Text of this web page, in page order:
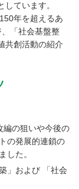
ています。
年を超えるあ
「社会基盤整
共創活動の紹介
編の狙いや今後の
の発展的連鎖の
した。
」および 「社会